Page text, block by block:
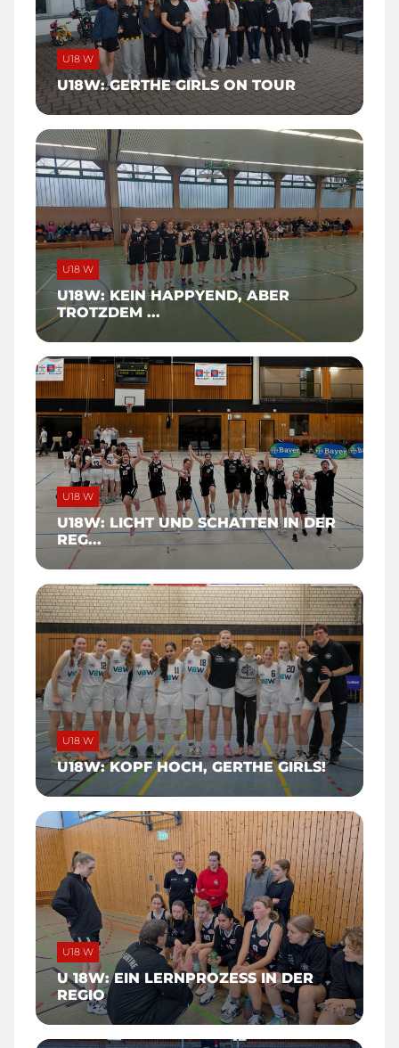
U18 W
U18W: GERTHE GIRLS ON TOUR
U18 W
U18W: KEIN HAPPYEND, ABER
TROTZDEM ...
U18 W
U18W: LICHT UND SCHATTEN IN DER
REG...
U18 W
U18W: KOPF HOCH, GERTHE GIRLS!
U18 W
U 18W: EIN LERNPROZESS IN DER
REGIO